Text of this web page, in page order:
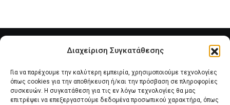
Διαχείριση Συγκατάθεσης
Για να παρέχουμε την καλύτερη εμπειρία, χρησιμοποιούμε τεχνολογίες
όπως cookies για την αποθήκευση ή/και την πρόσβαση σε πληροφορίες
συσκευών. Η συγκατάθεση για τις εν λόγω τεχνολογίες θα μας
επιτρέψει να επεξεργαστούμε δεδομένα προσωπικού χαρακτήρα, όπως